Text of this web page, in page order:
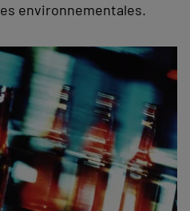
environnementales.